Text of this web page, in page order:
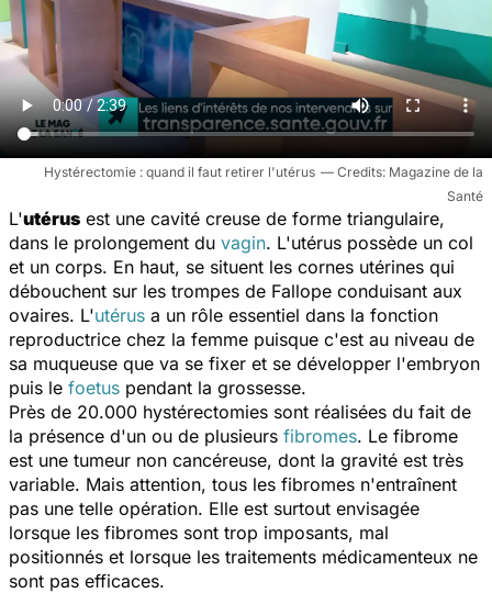
Hystérectomie : quand il faut retirer l'utérus
Magazine de la
Santé
L'utérus est une cavité creuse de forme triangulaire,
dans le prolongement du vagin. L'utérus possède un col
et un corps. En haut, se situent les cornes utérines qui
débouchent sur les trompes de Fallope conduisant aux
ovaires. L'utérus a un rôle essentiel dans la fonction
reproductrice chez la femme puisque c'est au niveau de
sa muqueuse que va se fixer et se développer l'embryon
puis le foetus pendant la grossesse.
Près de 20.000 hystérectomies sont réalisées du fait de
la présence d'un ou de plusieurs fibromes. Le fibrome
est une tumeur non cancéreuse, dont la gravité est très
variable. Mais attention, tous les fibromes n'entraînent
pas une telle opération. Elle est surtout envisagée
lorsque les fibromes sont trop imposants, mal
positionnés et lorsque les traitements médicamenteux ne
sont pas efficaces.